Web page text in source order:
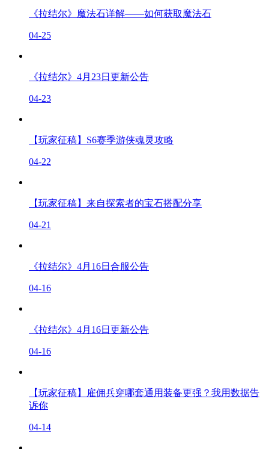
《拉结尔》魔法石详解——如何获取魔法石
04-25
《拉结尔》4月23日更新公告
04-23
【玩家征稿】S6赛季游侠魂灵攻略
04-22
【玩家征稿】来自探索者的宝石搭配分享
04-21
《拉结尔》4月16日合服公告
04-16
《拉结尔》4月16日更新公告
04-16
【玩家征稿】雇佣兵穿哪套通用装备更强？我用数据告
诉你
04-14